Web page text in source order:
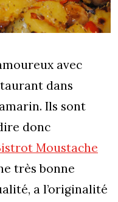
avec
dans
Ils sont
donc
Moustache
très bonne
a l’originalité